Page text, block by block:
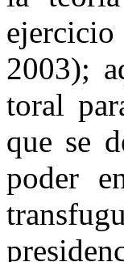
2003);
toral
que se
poder